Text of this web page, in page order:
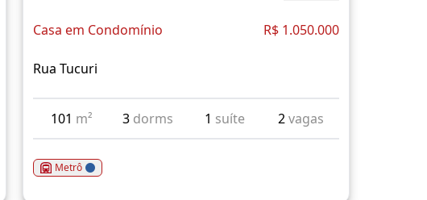
Casa em Condomínio R$ 1.050.000
Rua Tucuri
101 m² 3 dorms 1 suíte 2vagas
Metrô